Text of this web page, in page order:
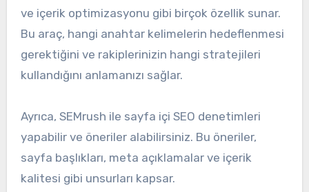
ve içerik optimizasyonu gibi birçok özellik sunar.
Bu araç, hangi anahtar kelimelerin hedeflenmesi
gerektiğini ve rakiplerinizin hangi stratejileri
kullandığını anlamanızı sağlar.
Ayrıca, SEMrush ile sayfa içi SEO denetimleri
yapabilir ve öneriler alabilirsiniz. Bu öneriler,
sayfa başlıkları, meta açıklamalar ve içerik
kalitesi gibi unsurları kapsar.